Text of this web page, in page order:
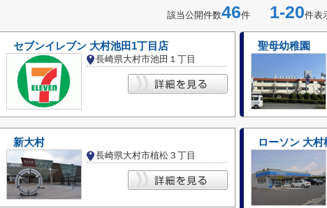
該当公開件数46件 1-20件表
セブンイレブン 大村池田1丁目店
長崎県大村市池田１丁目
聖母幼稚園
新大村
長崎県大村市植松３丁目
ローソン 大